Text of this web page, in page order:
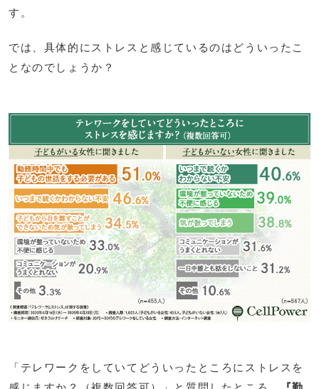
す。
では、具体的にストレスと感じているのはどういったこ
となのでしょうか？
「テレワークをしていてどういったところにストレスを